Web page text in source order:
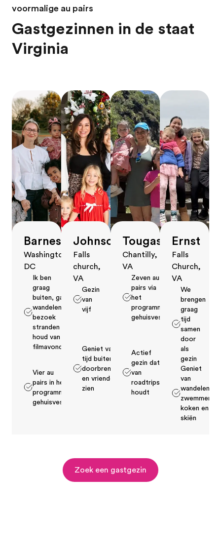
voormalige au pairs
Gastgezinnen in de staat
Virginia
Barnes
Washington,
DC
Ik ben
graag
buiten, ga
wandelen,
bezoek
stranden en
houd van
filmavonden
Vier au
pairs in het
programma
gehuisvest
Johnson
Falls
church,
VA
Gezin
van
vijf
Geniet van
tijd buiten
doorbrengen
en vrienden
zien
Tougas
Chantilly,
VA
Zeven au
pairs via
het
programma
gehuisvest
Actief
gezin dat
van
roadtrips
houdt
Ernst
Falls
Church,
VA
We
brengen
graag
tijd
samen
door
als
gezin
Geniet
van
wandelen,
zwemmen,
koken en
skiën
Zoek een gastgezin